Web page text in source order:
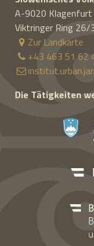
A-9020 Klagenfurt
Viktringer Ring 26/
Zur Landkarte
+43 463 51 62
Die Tätigkeiten